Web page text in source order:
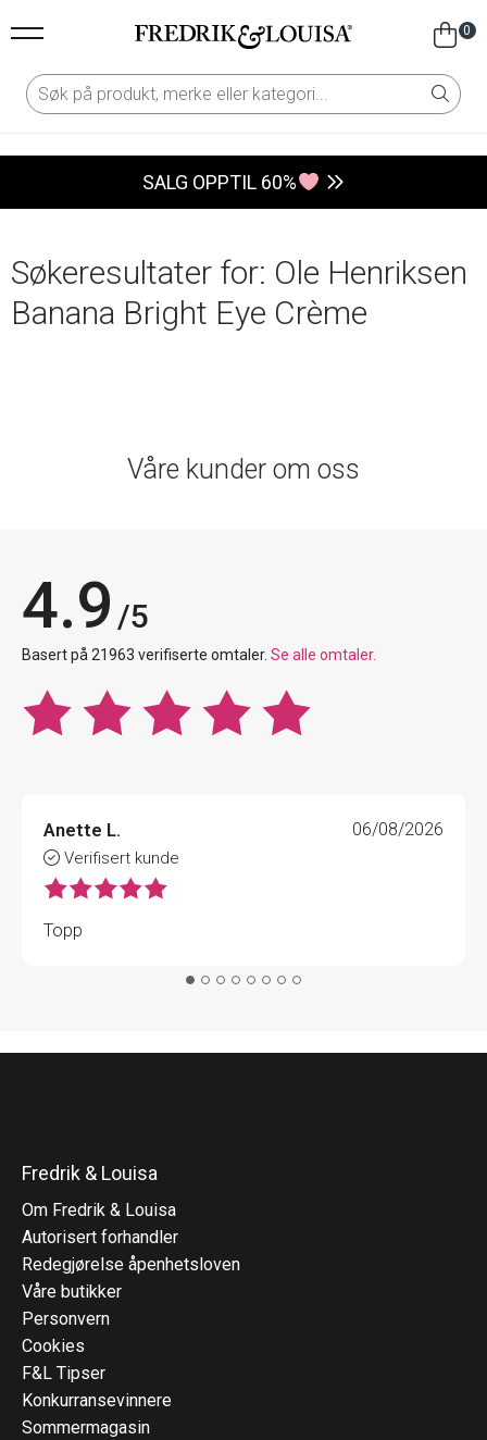
0
SALG OPPTIL 60%
Søkeresultater for: Ole Henriksen
Banana Bright Eye Crème
Våre kunder om oss
4.9 /5
Basert på 21963 verifiserte omtaler. Se alle omtaler.
Anette L.
Verifisert kunde
06/08/2026
Topp
Fredrik & Louisa
Om Fredrik & Louisa
Autorisert forhandler
Redegjørelse åpenhetsloven
Våre butikker
Personvern
Cookies
F&L Tipser
Konkurransevinnere
Sommermagasin